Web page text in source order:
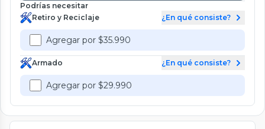
Podrías necesitar
Retiro y Reciclaje
¿En qué consiste?
Agregar por $35.990
Armado ¿En qué consiste?
Agregar por $29.990